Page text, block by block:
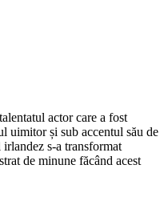
actor care a fost
uimitor și sub accentul său de
s-a transformat
de minune făcând acest